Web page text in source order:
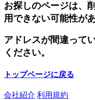
お探しのページは、
用できない可能性が
アドレスが間違って
ください。
トップページに戻る
会社紹介 利用規約